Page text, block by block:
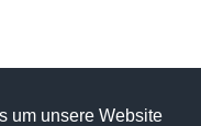
um unsere Website